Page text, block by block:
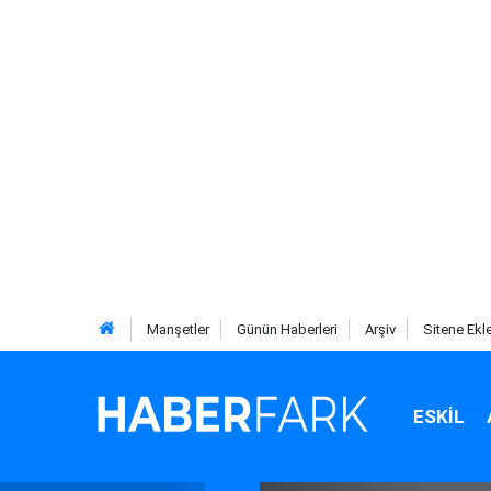
Manşetler Günün Haberleri Arşiv Sitene
ESKIL